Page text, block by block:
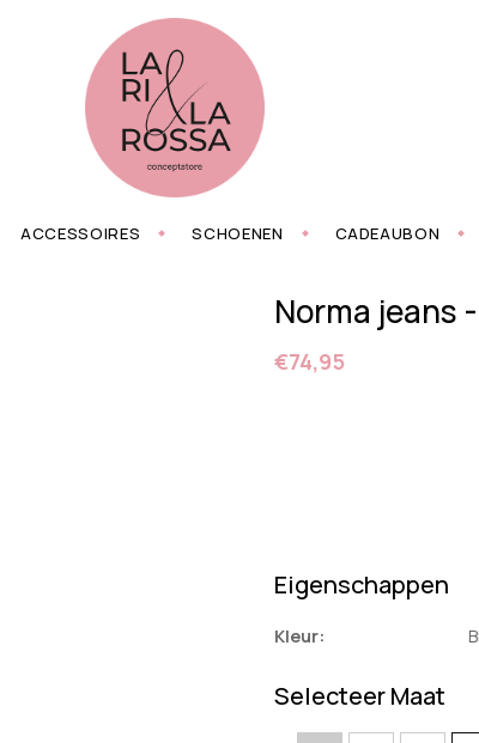
ACCESSOIRES SCHOENEN CADEAUBON
Norma jeans
€74,95
Eigenschappen
Kleur:
Selecteer Maat